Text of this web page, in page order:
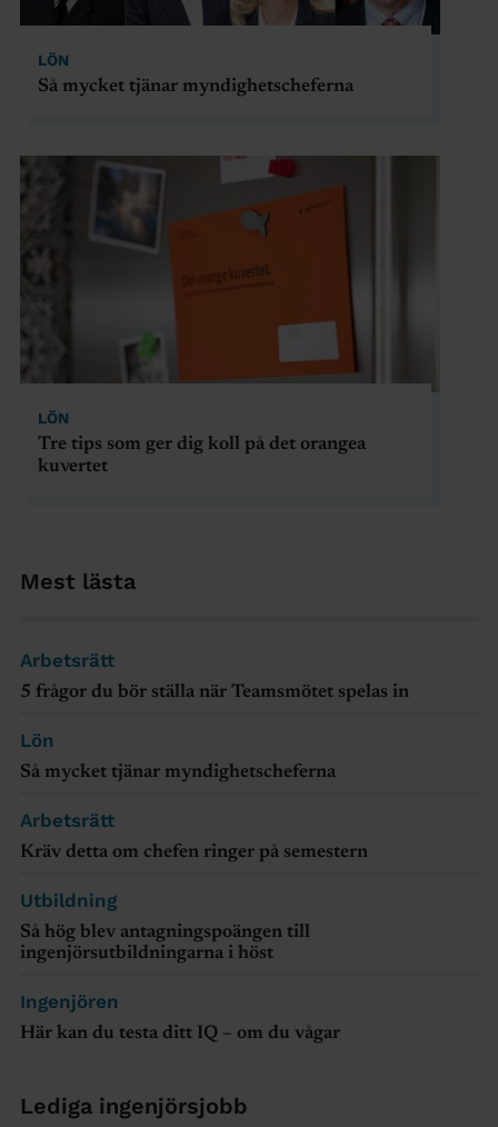
Mest lästa
Arbetsrätt
5 frågor du bör ställa när Teamsmötet spelas in
Lön
Så mycket tjänar myndighetscheferna
Arbetsrätt
Kräv detta om chefen ringer på semestern
Utbildning
Så hög blev antagningspoängen till
ingenjörsutbildningarna i höst
Ingenjören
Här kan du testa ditt IQ – om du vågar
Lediga ingenjörsjobb
LÖN
Så mycket tjänar myndighetscheferna
LÖN
Tre tips som ger dig koll på det orangea
kuvertet